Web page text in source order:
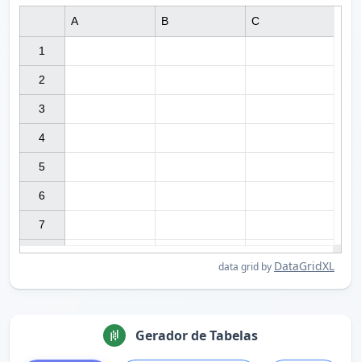
data grid by DataGridXL
1
2
3
4
5
6
7
A B C
Gerador de Tabelas